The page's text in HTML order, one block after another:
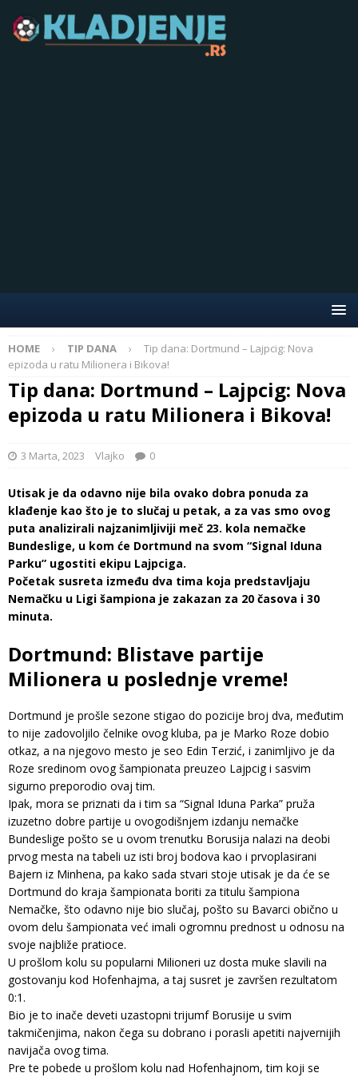
HOME TIP DANA
Tip dana: Dortmund – Lajpcig: Nova
epizoda u ratu Milionera i Bikova!
Tip dana: Dortmund – Lajpcig: Nova
epizoda u ratu Milionera i Bikova!
3 Marta, 2023 Vlajko 0
Utisak je da odavno nije bila ovako dobra ponuda za
klađenje kao što je to slučaj u petak, a za vas smo ovog
puta analizirali najzanimljiviji meč 23. kola nemačke
Bundeslige, u kom će Dortmund na svom “Signal Iduna
Parku” ugostiti ekipu Lajpciga.
Početak susreta između dva tima koja predstavljaju
Nemačku u Ligi šampiona je zakazan za 20 časova i 30
minuta.
Dortmund: Blistave partije
Milionera u poslednje vreme!
Dortmund je prošle sezone stigao do pozicije broj dva, međutim
to nije zadovoljilo čelnike ovog kluba, pa je Marko Roze dobio
otkaz, a na njegovo mesto je seo Edin Terzić, i zanimljivo je da
Roze sredinom ovog šampionata preuzeo Lajpcig i sasvim
sigurno preporodio ovaj tim.
Ipak, mora se priznati da i tim sa “Signal Iduna Parka” pruža
izuzetno dobre partije u ovogodišnjem izdanju nemačke
Bundeslige pošto se u ovom trenutku Borusija nalazi na deobi
prvog mesta na tabeli uz isti broj bodova kao i prvoplasirani
Bajern iz Minhena, pa kako sada stvari stoje utisak je da će se
Dortmund do kraja šampionata boriti za titulu šampiona
Nemačke, što odavno nije bio slučaj, pošto su Bavarci obično u
ovom delu šampionata već imali ogromnu prednost u odnosu na
svoje najbliže pratioce.
U prošlom kolu su popularni Milioneri uz dosta muke slavili na
gostovanju kod Hofenhajma, a taj susret je završen rezultatom
0:1.
Bio je to inače deveti uzastopni trijumf Borusije u svim
takmičenjima, nakon čega su dobrano i porasli apetiti najvernijih
navijača ovog tima.
Pre te pobede u prošlom kolu nad Hofenhajnom, tim koji se